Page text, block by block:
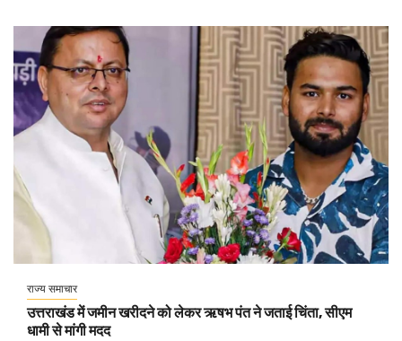
राज्य समाचार
उत्तराखंड में जमीन खरीदने को लेकर ऋषभ पंत ने जताई चिंता, सीएम
धामी से मांगी मदद